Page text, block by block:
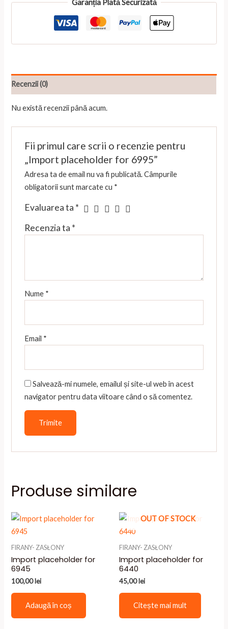
placeholder
Garanția Plată Securizată
Recenzii (0)
Nu există recenzii până acum.
Fii primul care scrii o recenzie pentru
„Import placeholder for 6995”
Adresa ta de email nu va fi publicată.Câmpurile
obligatorii sunt marcate cu *
Evaluarea ta *
Recenzia ta *
Nume *
Email *
Salvează-mi numele, emailul și site-ul web în acest
navigator pentru data viitoare când o să comentez.
Produse similare
FIRANY- ZASŁONY
Import placeholder for
6945
100,00lei
Adaugă în coș
OUT OF STOCK
FIRANY- ZASŁONY
Import placeholder for
6440
45,00lei
Citește mai mult